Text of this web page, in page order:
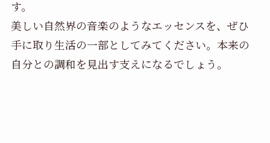
す。
美しい自然界の音楽のようなエッセンスを、ぜひ
手に取り生活の一部としてみてください。本来の
自分との調和を見出す支えになるでしょう。